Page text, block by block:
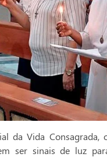
da Vida
ser sinais de luz